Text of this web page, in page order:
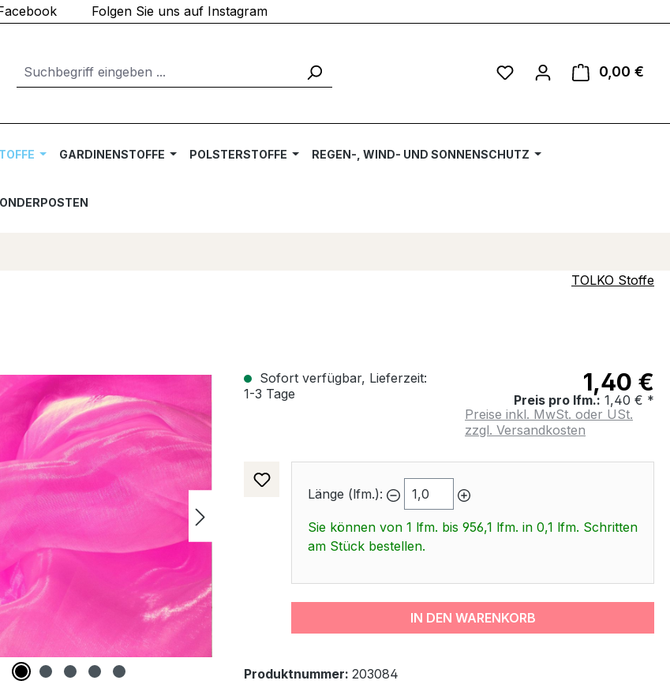
Folgen Sie uns auf Instagram
Du hast 0 Produkte auf
0,00 €
GARDINENSTOFFE POLSTERSTOFFE REGEN-, WIND- UND SONNENSCHUTZ
TOLKO Stoffe
Sofort verfügbar, Lieferzeit:
1-3 Tage
1,40 €
Preis pro lfm.: 1,40 € *
Preise inkl. MwSt. oder USt.
zzgl. Versandkosten
Länge (lfm.):
Sie können von 1 lfm. bis 956,1 lfm. in 0,1 lfm. Schritten
am Stück bestellen.
IN DEN WARENKORB
Produktnummer: 203084